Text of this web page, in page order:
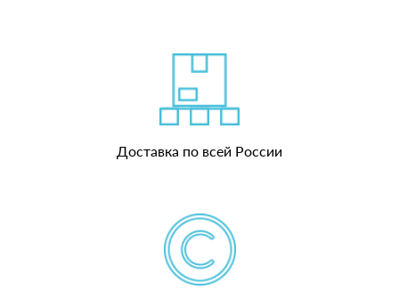
Доставка по всей России